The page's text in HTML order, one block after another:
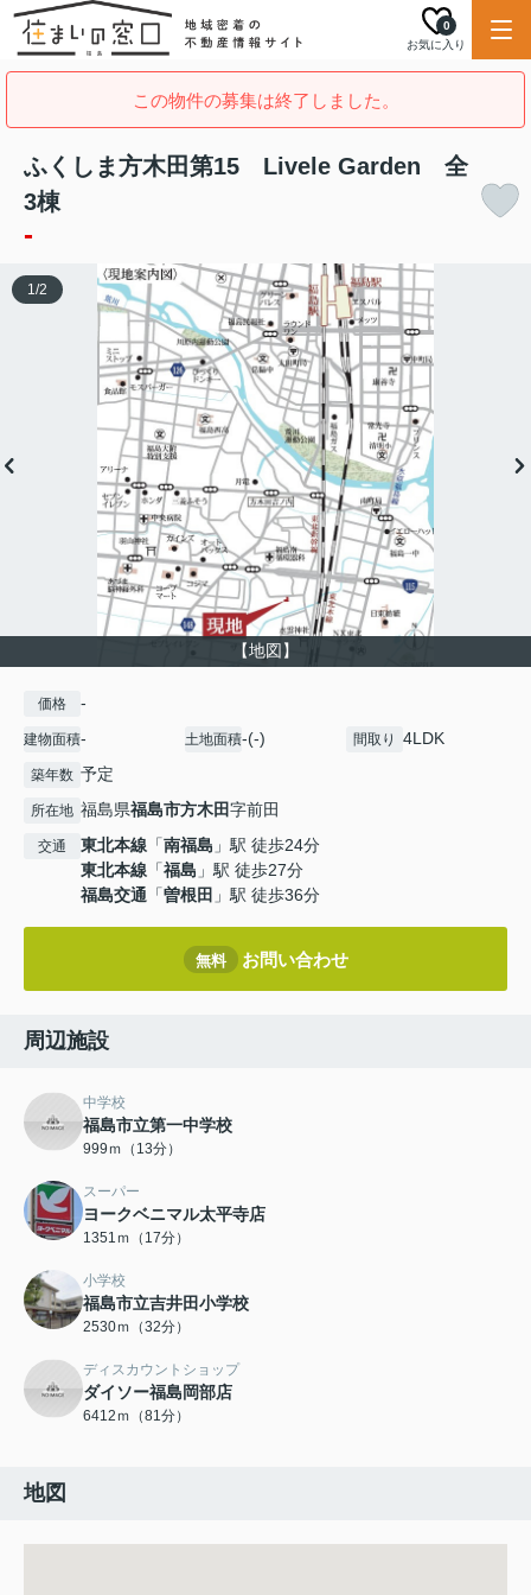
お気に入り
0
この物件の募集は終了しました。
ふくしま方木田第15 Livele Garden 全
3棟
-
【地図】
1/2
価格 -
建物面積- 土地面積-(-) 間取り 4LDK
築年数 予定
所在地 福島県福島市方木田字前田
交通 東北本線 「南福島 」駅 徒歩24分
東北本線 「福島 」駅 徒歩27分
福島交通 「曽根田 」駅 徒歩36分
無料 お問い合わせ
周辺施設
中学校
福島市立第一中学校
999ｍ（13分）
スーパー
ヨークベニマル太平寺店
1351ｍ（17分）
小学校
福島市立吉井田小学校
2530ｍ（32分）
ディスカウントショップ
ダイソー福島岡部店
6412ｍ（81分）
地図